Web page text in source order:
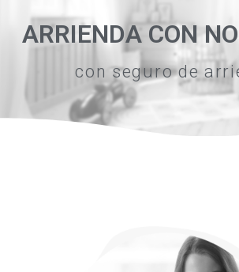
ARRIENDA CON
con seguro de